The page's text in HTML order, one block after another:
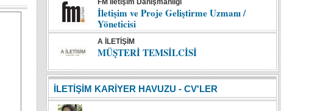
FM İletişim Danışmanlığı
İletişim ve Proje Geliştirme Uzmanı /
Yöneticisi
A İLETİŞİM
MÜŞTERİ TEMSİLCİSİ
İLETİŞİM KARİYER HAVUZU - CV'LER